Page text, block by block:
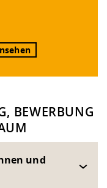
BEWERBUNG
und